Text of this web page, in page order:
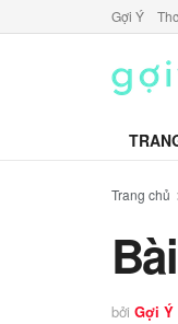
Gợi Ý
Trang chủ
bởi Gợi Ý